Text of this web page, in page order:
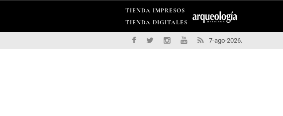
TIENDA IMPRESOS
TIENDA DIGITALES
7-ago-2026.